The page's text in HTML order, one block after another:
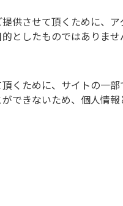
供させて頂くために、
としたものではありませ
くために、サイトの一
できないため、個人情